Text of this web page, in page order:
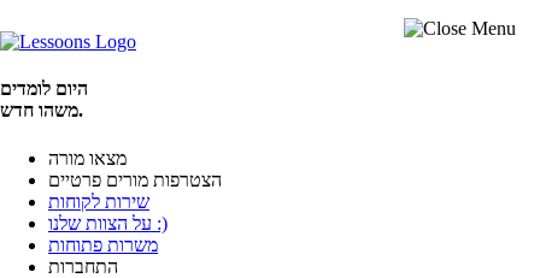
היום לומדים
משהו חדש.
מצאו מורה
הצטרפות מורים פרטיים
שירות לקוחות
על הצוות שלנו :)
משרות פתוחות
התחברות